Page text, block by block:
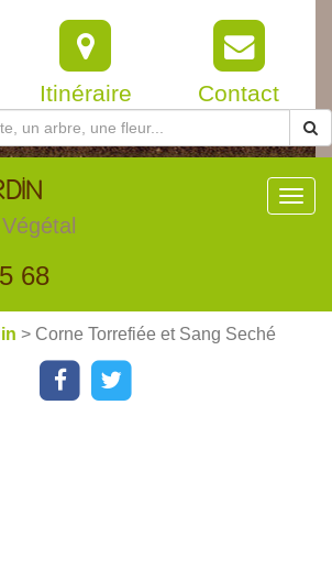
Itinéraire Contact
68
> Corne Torrefiée et Sang Seché